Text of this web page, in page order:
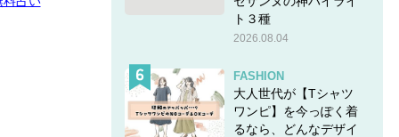
ト３種
2026.08.04
FASHION
大人世代が【Tシャツ
ワンピ】を今っぽく着
るなら、どんなデザイ